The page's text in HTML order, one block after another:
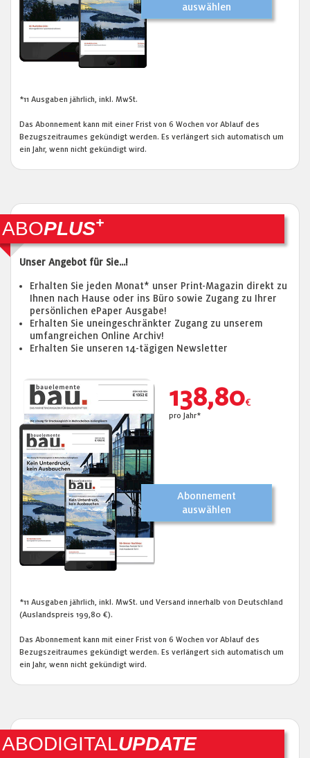
auswählen
*11 Ausgaben jährlich, inkl. MwSt.
Das Abonnement kann mit einer Frist von 6 Wochen vor Ablauf des
Bezugszeitraumes gekündigt werden. Es verlängert sich automatisch um
ein Jahr, wenn nicht gekündigt wird.
ABOPLUS+
Unser Angebot für Sie...!
Erhalten Sie jeden Monat* unser Print-Magazin direkt zu
Ihnen nach Hause oder ins Büro sowie Zugang zu Ihrer
persönlichen ePaper Ausgabe!
Erhalten Sie uneingeschränkter Zugang zu unserem
umfangreichen Online Archiv!
Erhalten Sie unseren 14-tägigen Newsletter
138,80€
pro Jahr*
Abonnement
auswählen
*11 Ausgaben jährlich, inkl. MwSt. und Versand innerhalb von Deutschland
(Auslandspreis 199,80 €).
Das Abonnement kann mit einer Frist von 6 Wochen vor Ablauf des
Bezugszeitraumes gekündigt werden. Es verlängert sich automatisch um
ein Jahr, wenn nicht gekündigt wird.
ABODIGITALUPDATE